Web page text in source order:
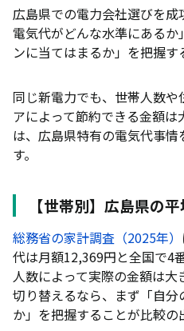
電気料金プランは「
の2種類
広島県のおすすめ電力会
オクトパスエナジー
シン・エナジー｜最
idemitsuでんき｜電
る
ENEOSでんき｜長期
エネワンでんき｜
広島で利用できる市場連
広島県での電力会社選びを
電気代がどんな水準にある
ンに当てはまるか」を把握す
同じ新電力でも、世帯人数
アによって節約できる金額は
は、広島県特有の電気代事
す。
【世帯別】広島県の
総務省の家計調査（2025年）
代は月額12,369円と全国で4
人数によって実際の金額は大
切り替えるなら、まず「自
か」を把握することが比較の